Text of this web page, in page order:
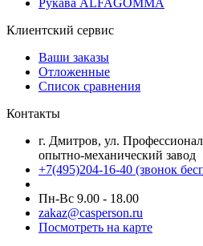
Клиентский сервис
Ваши заказы
Отложенные
Список сравнения
Контакты
г. Дмитров, ул.
опытно-механический завод
+7(495)204-16-40 (звонок
Пн-Вс 9.00 - 18.00
zakaz@casperson.ru
Посмотреть на карте